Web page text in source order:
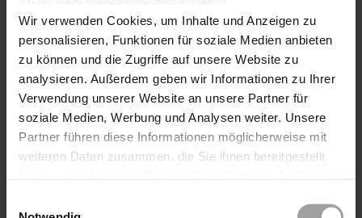
Wir verwenden Cookies, um Inhalte und Anzeigen zu
personalisieren, Funktionen für soziale Medien anbieten
zu können und die Zugriffe auf unsere Website zu
analysieren. Außerdem geben wir Informationen zu Ihrer
Verwendung unserer Website an unsere Partner für
soziale Medien, Werbung und Analysen weiter. Unsere
Partner führen diese Informationen möglicherweise mit
weiteren Daten zusammen, die Sie ihnen bereitgestellt
Válvulas de control
directo
Las válvulas de este tipo conmutan el elemento de
sellado directamente a través del actuador. Las válvulas
conmutandesde 0 bar hasta la presión máxima de
funcionamiento. En el caso de lasválvulas de asiento de
control directo, normalmente el disco de la válvula debe